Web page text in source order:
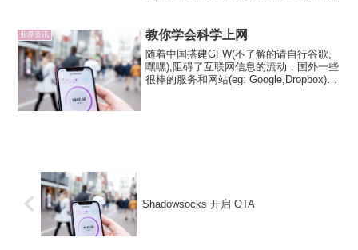
圈子，诸多其他行...
业界资讯 教你学会科学上网
​随着中国搭建GFW(不了解的请自行谷歌,
嘿嘿),阻碍了互联网信息的流动，国外一些
很棒的服务和网站(eg: Google,Dropbox)在
Shadowsocks 开启 OTA